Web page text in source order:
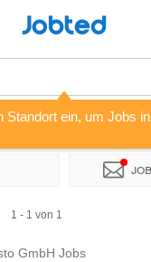
Jobted
Standort ein, um Jobs
1 - 1 von 1
GmbH Jobs